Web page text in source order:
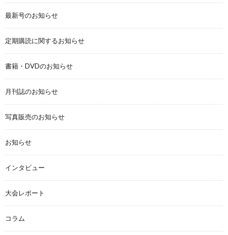
最新号のお知らせ
定期購読に関するお知らせ
書籍・DVDのお知らせ
月刊誌のお知らせ
写真販売のお知らせ
お知らせ
インタビュー
大会レポート
コラム